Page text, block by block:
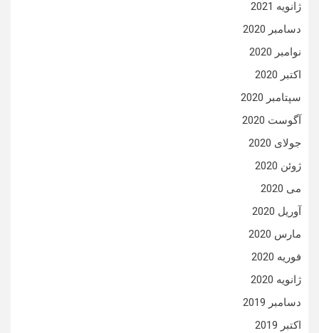
ژانویه 2021
دسامبر 2020
نوامبر 2020
اکتبر 2020
سپتامبر 2020
آگوست 2020
جولای 2020
ژوئن 2020
می 2020
آوریل 2020
مارس 2020
فوریه 2020
ژانویه 2020
دسامبر 2019
اکتبر 2019